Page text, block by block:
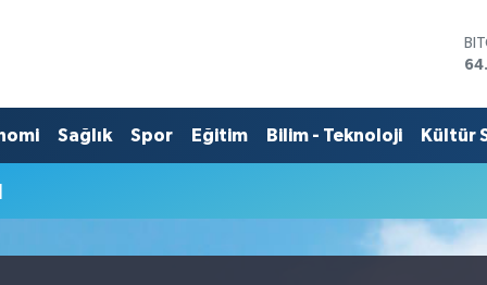
Sağlık Spor Eğitim Bilim - Teknoloji Kültür